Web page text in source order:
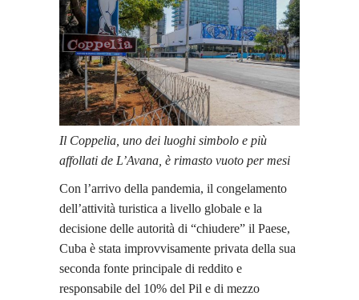
Il Coppelia, uno dei luoghi simbolo e più
affollati de L’Avana, è rimasto vuoto per mesi
Con l’arrivo della pandemia, il congelamento
dell’attività turistica a livello globale e la
decisione delle autorità di “chiudere” il Paese,
Cuba è stata improvvisamente privata della sua
seconda fonte principale di reddito e
responsabile del 10% del Pil e di mezzo